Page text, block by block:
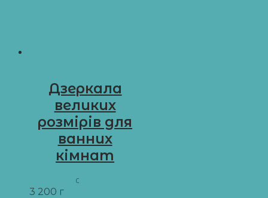
Дзеркала
великих
розмірів для
ванних
кімнат
02.01
3 200 грн